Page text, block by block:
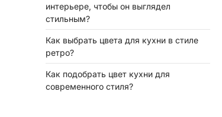
интерьере, чтобы он выглядел
стильным?
Как выбрать цвета для кухни в стиле
ретро?
Как подобрать цвет кухни для
современного стиля?